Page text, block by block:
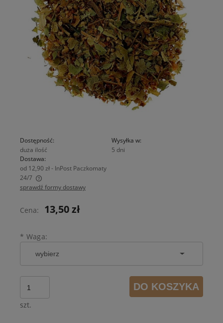
Dostępność:
duża ilość
Wysyłka w:
5 dni
Dostawa:
od 12,90 zł- InPost Paczkomaty
24/7
Cena nie zawiera ewentualnych kosztów płatności
sprawdź formy dostawy
Cena: 13,50 zł
* Waga:
szt.
DO KOSZYKA